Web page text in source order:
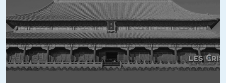
+8 ALERTER
Nanita//22.04.2017 à 12h56